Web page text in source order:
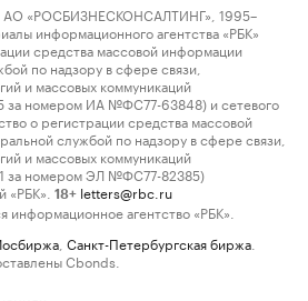
«РОСБИЗНЕСКОНСАЛТИНГ», 1995–
информационного агентства «РБК»
средства массовой информации
по надзору в сфере связи,
и массовых коммуникаций
за номером ИА №ФС77-63848) и сетевого
о регистрации средства массовой
службой по надзору в сфере связи,
и массовых коммуникаций
за номером ЭЛ №ФС77-82385)
«РБК».
18+ letters@rbc.ru
информационное агентство «РБК».
Санкт-Петербургская биржа
Cbonds.